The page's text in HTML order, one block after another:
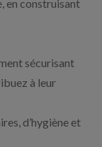
en construisant
sécurisant
à leur
d’hygiène et